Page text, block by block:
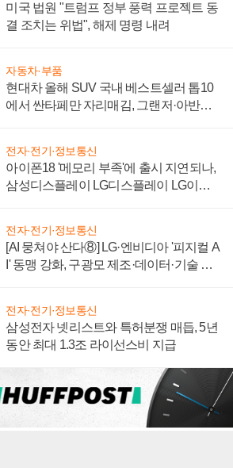
미국 법원 "트럼프 정부 풍력 프로젝트 동
결 조치는 위법", 해제 명령 내려
자동차·부품
현대차 올해 SUV 국내 베스트셀러 톱10
에서 싼타페만 자리매김, 그랜저·아반떼
전자·전기·정보통신
아이폰18 '메모리 부족'에 출시 지연되나,
삼성디스플레이 LG디스플레이 LG이노
전자·전기·정보통신
[AI 뭉쳐야 산다⑧] LG·엔비디아 '피지컬 A
I' 동맹 강화, 구광모 제조·데이터·기술 결
전자·전기·정보통신
삼성전자 넷리스트와 특허분쟁 매듭, 5년
동안 최대 1.3조 라이선스비 지급